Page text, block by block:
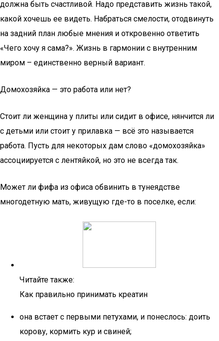
должна быть счастливой. Надо представить жизнь такой,
какой хочешь ее видеть. Набраться смелости, отодвинуть
на задний план любые мнения и откровенно ответить
«Чего хочу я сама?». Жизнь в гармонии с внутренним
миром – единственно верный вариант.
Домохозяйка — это работа или нет?
Стоит ли женщина у плиты или сидит в офисе, нянчится ли
с детьми или стоит у прилавка — всё это называется
работа. Пусть для некоторых дам слово «домохозяйка»
ассоциируется с лентяйкой, но это не всегда так.
Может ли фифа из офиса обвинить в тунеядстве
многодетную мать, живущую где-то в поселке, если:
Читайте также:
Как правильно принимать креатин
она встает с первыми петухами, и понеслось: доить
корову, кормить кур и свиней;